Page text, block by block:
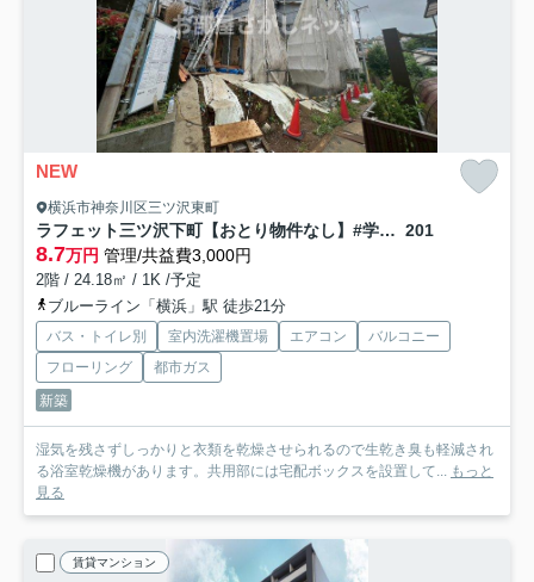
NEW
横浜市神奈川区三ツ沢東町
ラフェット三ツ沢下町【おとり物件なし】#学生・社会人にオススメ！初期費用分割払いOK！ 201
8.7万円 管理/共益費3,000円
2階 / 24.18㎡ / 1K /予定
ブルーライン「横浜」駅 徒歩21分
バス・トイレ別 室内洗濯機置場 エアコン
バルコニー
フローリング
都市ガス
新築
湿気を残さずしっかりと衣類を乾燥させられるので生乾き臭も軽減され
る浴室乾燥機があります。共用部には宅配ボックスを設置して... もっと
見る
賃貸マンション